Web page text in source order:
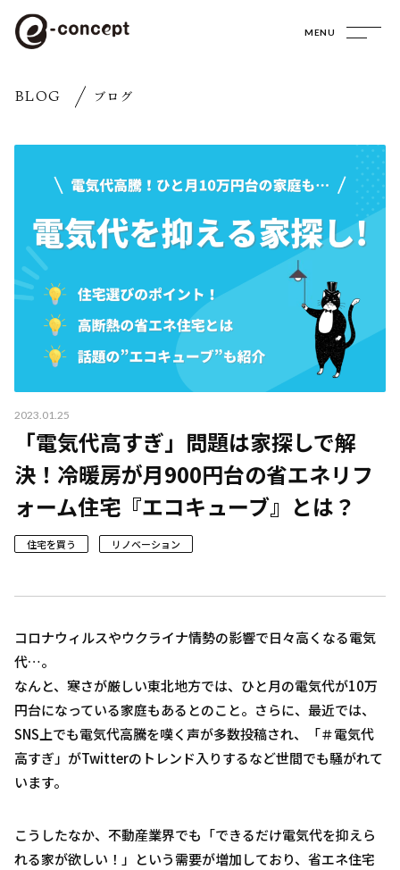
MENU
BLOG ブログ
2023.01.25
「電気代高すぎ」問題は家探しで解
決！冷暖房が月900円台の省エネリフ
ォーム住宅『エコキューブ』とは？
住宅を買う リノベーション
コロナウィルスやウクライナ情勢の影響で日々高くなる電気
代…。
なんと、寒さが厳しい東北地方では、ひと月の電気代が10万
円台になっている家庭もあるとのこと。さらに、最近では、
SNS上でも電気代高騰を嘆く声が多数投稿され、「＃電気代
高すぎ」がTwitterのトレンド入りするなど世間でも騒がれて
います。
こうしたなか、不動産業界でも「できるだけ電気代を抑えら
れる家が欲しい！」という需要が増加しており、省エネ住宅